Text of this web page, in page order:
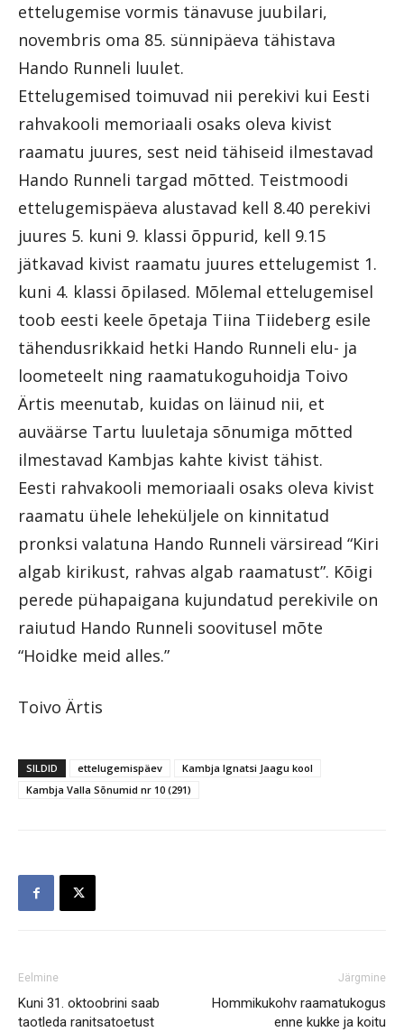
ettelugemise vormis tänavuse juubilari,
novembris oma 85. sünnipäeva tähistava
Hando Runneli luulet.
Ettelugemised toimuvad nii perekivi kui Eesti
rahvakooli memoriaali osaks oleva kivist
raamatu juures, sest neid tähiseid ilmestavad
Hando Runneli targad mõtted. Teistmoodi
ettelugemispäeva alustavad kell 8.40 perekivi
juures 5. kuni 9. klassi õppurid, kell 9.15
jätkavad kivist raamatu juures ettelugemist 1.
kuni 4. klassi õpilased. Mõlemal ettelugemisel
toob eesti keele õpetaja Tiina Tiideberg esile
tähendusrikkaid hetki Hando Runneli elu- ja
loometeelt ning raamatukoguhoidja Toivo
Ärtis meenutab, kuidas on läinud nii, et
auväärse Tartu luuletaja sõnumiga mõtted
ilmestavad Kambjas kahte kivist tähist.
Eesti rahvakooli memoriaali osaks oleva kivist
raamatu ühele leheküljele on kinnitatud
pronksi valatuna Hando Runneli värsiread “Kiri
algab kirikust, rahvas algab raamatust”. Kõigi
perede pühapaigana kujundatud perekivile on
raiutud Hando Runneli soovitusel mõte
“Hoidke meid alles.”
Toivo Ärtis
SILDID ettelugemispäev
Kambja Ignatsi Jaagu kool
Kambja Valla Sõnumid nr 10 (291)
Eelmine
Kuni 31. oktoobrini saab
taotleda ranitsatoetust
Järgmine
Hommikukohv raamatukogus
enne kukke ja koitu